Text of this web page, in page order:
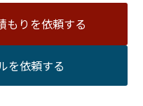
もりを依頼する
を依頼する